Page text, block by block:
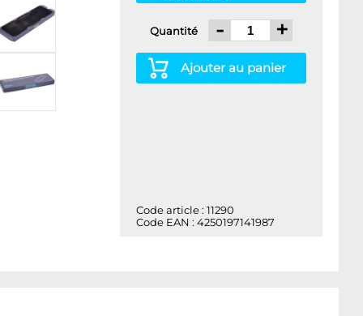
Quantité - +
Ajouter au panier
Code article : 11290
Code EAN : 4250197141987